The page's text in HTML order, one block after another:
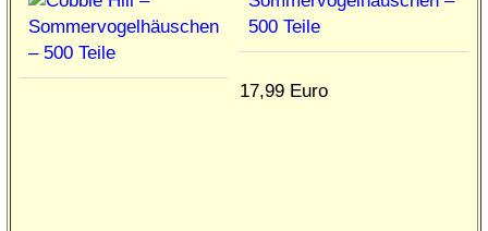
500 Teile
17,99 Euro